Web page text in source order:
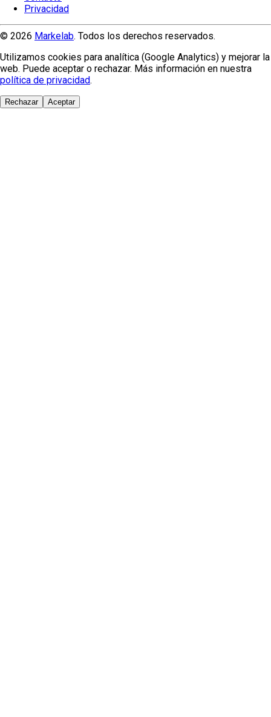
Privacidad
© 2026 Markelab. Todos los derechos reservados.
Utilizamos cookies para analítica (Google Analytics) y mejorar la
web. Puede aceptar o rechazar. Más información en nuestra
política de privacidad.
Rechazar Aceptar